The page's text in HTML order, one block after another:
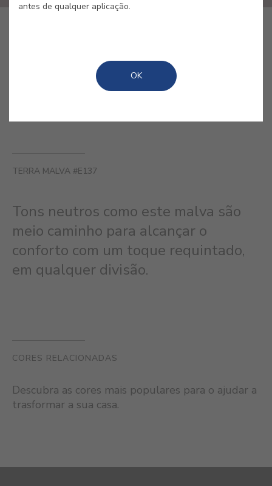
TERRA MALVA #E137
Tons neutros como este malva são
meio caminho para alcançar o
conforto com um toque requintado,
em qualquer divisão.
CORES RELACIONADAS
Descubra as cores mais populares para o ajudar a
trasformar a sua casa.
antes de qualquer aplicação.
OK